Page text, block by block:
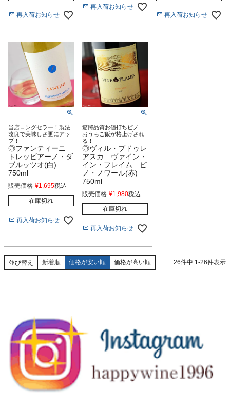
再入荷お知らせ
再入荷お知らせ
再入荷お知らせ
当店ロングセラー！製法
改良で美味しさ更にアッ
プ！
◎ファンティーニ
トレッビアーノ・ダ
ブルッツオ(白)
750ml
販売価格 ¥1,695税込
在庫切れ
再入荷お知らせ
驚愕品質お値打ちピノ
おうちご飯が格上げされ
る！
◎ヴィル・ブドゥレ
アスカ ヴァイン・
イン・フレイム ピ
ノ・ノワール(赤)
750ml
販売価格 ¥1,980税込
在庫切れ
再入荷お知らせ
並び替え 新着順 価格が安い順 価格が高い順 26件中 1-26件表示